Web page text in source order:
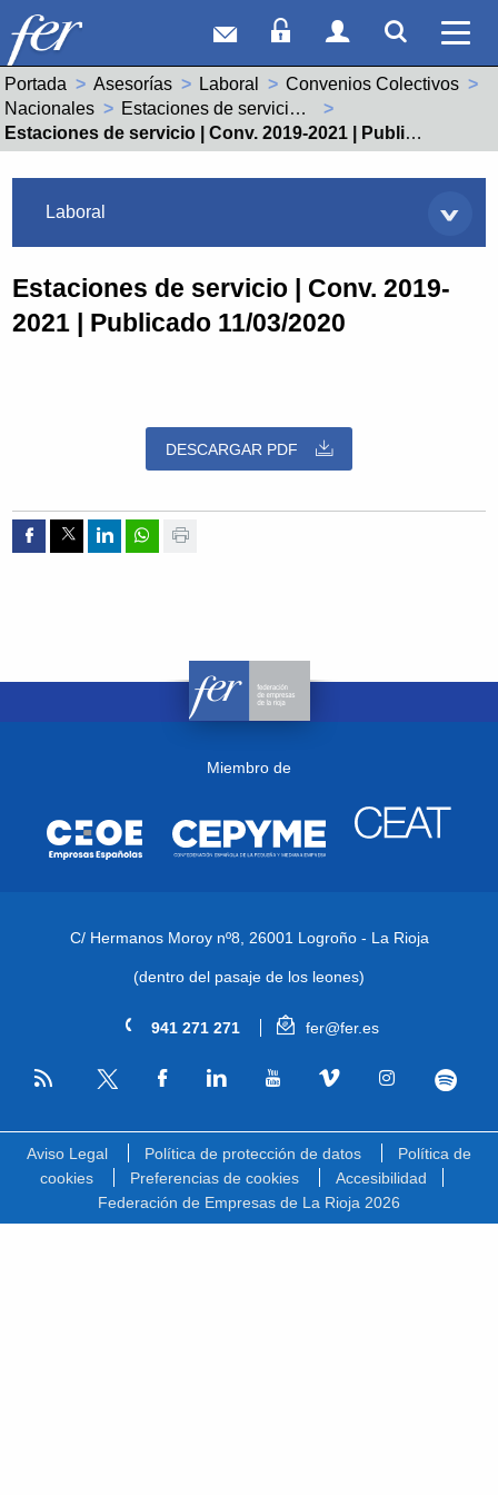
Correo webAcceso Socios
Acceso
Ver
Portada Asesorías Laboral
Convenios Colectivos
Nacionales
Estaciones de servicio (99001995011981)
Actual:
Estaciones de servicio | Conv. 2019-2021 | Publicado 11/03/2020
Laboral
Estaciones de servicio | Conv. 2019-
2021 | Publicado 11/03/2020
DESCARGAR PDF
Compartir por Facebook
Compartir por Twitter
Compartir por Linkedin
Compartir por whatsapp
Imprimir
Miembro de
C/ Hermanos Moroy nº8, 26001 Logroño - La Rioja
(dentro del pasaje de los leones)
941 271 271 fer@fer.es
RSS
Aviso Legal Política de protección de datos
Política de
cookies
Preferencias de cookies
Accesibilidad
Federación de Empresas de La Rioja 2026